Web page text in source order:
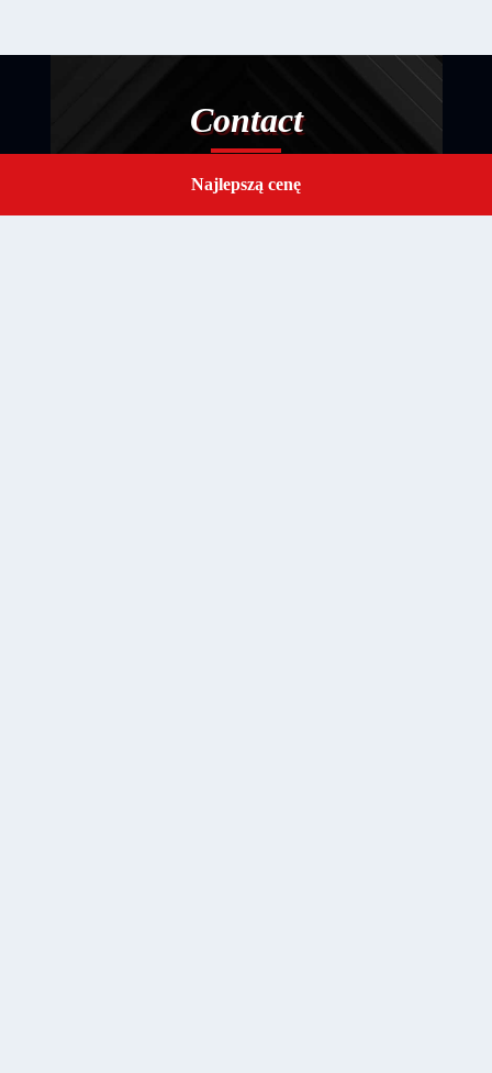
Najlepszą cenę
Contact
Get a Quote